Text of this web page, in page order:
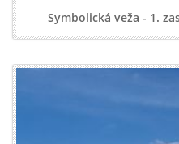
Symbolická veža - 1.